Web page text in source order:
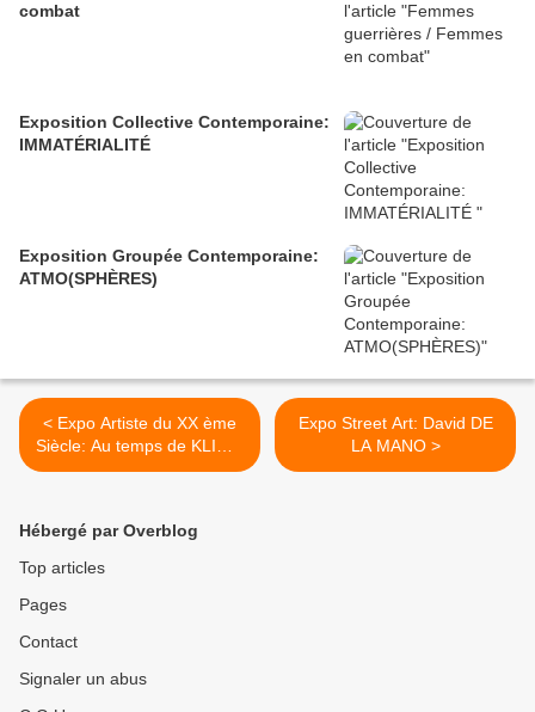
combat
Exposition Collective Contemporaine:
IMMATÉRIALITÉ
Exposition Groupée Contemporaine:
ATMO(SPHÈRES)
< Expo Artiste du XX ème
Siècle: Au temps de KLIMT,
la Sécession à Vienne
Expo Street Art: David DE
LA MANO >
Hébergé par Overblog
Top articles
Pages
Contact
Signaler un abus